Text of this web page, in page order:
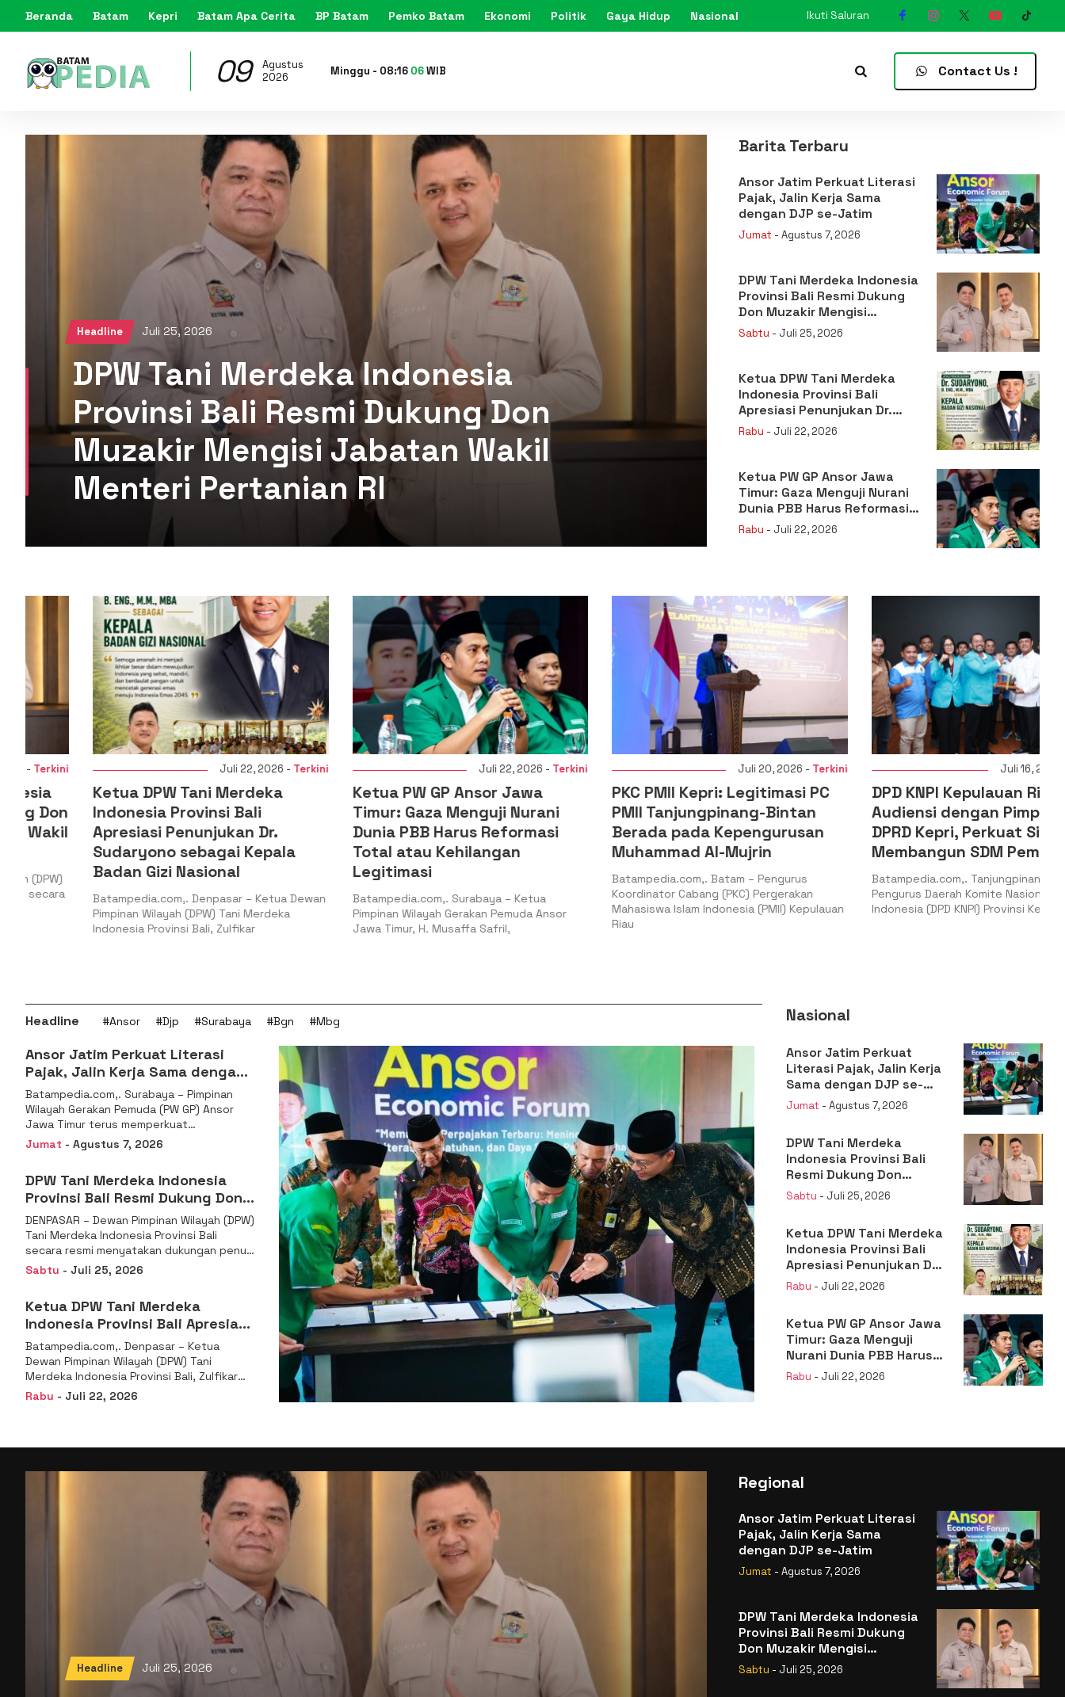
Beranda Batam Kepri Batam Apa Cerita BP Batam Pemko Batam Ekonomi Politik Gaya Hidup Nasional Ikuti Saluran
09
Agustus
2026
Minggu - 08:16 08WIB Contact Us !
Headline Juli 25, 2026
DPW Tani Merdeka Indonesia
Provinsi Bali Resmi Dukung Don
Muzakir Mengisi Jabatan Wakil
Menteri Pertanian RI
Barita Terbaru
Ansor Jatim Perkuat Literasi
Pajak, Jalin Kerja Sama
dengan DJP se-Jatim
Jumat - Agustus 7, 2026
DPW Tani Merdeka Indonesia
Provinsi Bali Resmi Dukung
Don Muzakir Mengisi
Jabatan Wakil Menteri
Pertanian RI
Sabtu - Juli 25, 2026
Ketua DPW Tani Merdeka
Indonesia Provinsi Bali
Apresiasi Penunjukan Dr.
Sudaryono sebagai Kepala
Badan Gizi Nasional
Rabu - Juli 22, 2026
Ketua PW GP Ansor Jawa
Timur: Gaza Menguji Nurani
Dunia PBB Harus Reformasi
Total atau Kehilangan
Rabu - Juli 22, 2026
Juli 22, 2026 -Terkini
Ketua DPW Tani Merdeka
Indonesia Provinsi Bali
Apresiasi Penunjukan Dr.
Sudaryono sebagai Kepala
Badan Gizi Nasional
Batampedia.com,. Denpasar – Ketua Dewan
Pimpinan Wilayah (DPW) Tani Merdeka
Indonesia Provinsi Bali, Zulfikar
Juli 22, 2026 -Terkini
Ketua PW GP Ansor Jawa
Timur: Gaza Menguji Nurani
Dunia PBB Harus Reformasi
Total atau Kehilangan
Legitimasi
Batampedia.com,. Surabaya – Ketua
Pimpinan Wilayah Gerakan Pemuda Ansor
Jawa Timur, H. Musaffa Safril,
Juli 20, 2026 -Terkini
PKC PMII Kepri: Legitimasi PC
PMII Tanjungpinang-Bintan
Berada pada Kepengurusan
Muhammad Al-Mujrin
Batampedia.com,. Batam – Pengurus
Koordinator Cabang (PKC) Pergerakan
Mahasiswa Islam Indonesia (PMII) Kepulauan
Juli 16, 2026 -Terkini
DPD KNPI Kepulauan Riau
Audiensi dengan Pimpinan
DPRD Kepri, Perkuat Sinergi
Membangun SDM Pemuda
Batampedia.com,. Tanjungpinang – Dewan
Pengurus Daerah Komite Nasional Pemuda
Indonesia (DPD KNPI) Provinsi Kepulauan
Headline #Ansor #Djp #Surabaya #Bgn #Mbg
Ansor Jatim Perkuat Literasi
Pajak, Jalin Kerja Sama dengan
DJP se-Jatim
Batampedia.com,. Surabaya – Pimpinan
Wilayah Gerakan Pemuda (PW GP) Ansor
Jawa Timur terus memperkuat
komitmennya dalam membangun
kemandirian ekonomi
Jumat - Agustus 7, 2026
DPW Tani Merdeka Indonesia
Provinsi Bali Resmi Dukung Don
Muzakir Mengisi Jabatan Wakil
Menteri Pertanian RI
DENPASAR – Dewan Pimpinan Wilayah (DPW)
Tani Merdeka Indonesia Provinsi Bali
secara resmi menyatakan dukungan penuh
kepada Ketua Umum
Sabtu - Juli 25, 2026
Ketua DPW Tani Merdeka
Indonesia Provinsi Bali Apresiasi
Penunjukan Dr. Sudaryono
sebagai Kepala Badan Gizi
Nasional
Batampedia.com,. Denpasar – Ketua
Dewan Pimpinan Wilayah (DPW) Tani
Merdeka Indonesia Provinsi Bali, Zulfikar
Wijaya, S.E., menyampaikan ucapan
Rabu - Juli 22, 2026
Nasional
Ansor Jatim Perkuat
Literasi Pajak, Jalin Kerja
Sama dengan DJP se-
Jatim
Jumat - Agustus 7, 2026
DPW Tani Merdeka
Indonesia Provinsi Bali
Resmi Dukung Don
Muzakir Mengisi Jabatan
Wakil Menteri Pertanian
Sabtu - Juli 25, 2026
Ketua DPW Tani Merdeka
Indonesia Provinsi Bali
Apresiasi Penunjukan Dr.
Sudaryono sebagai
Kepala Badan Gizi
Rabu - Juli 22, 2026
Ketua PW GP Ansor Jawa
Timur: Gaza Menguji
Nurani Dunia PBB Harus
Reformasi Total atau
Kehilangan Legitimasi
Rabu - Juli 22, 2026
Headline Juli 25, 2026
Regional
Ansor Jatim Perkuat Literasi
Pajak, Jalin Kerja Sama
dengan DJP se-Jatim
Jumat - Agustus 7, 2026
DPW Tani Merdeka Indonesia
Provinsi Bali Resmi Dukung
Don Muzakir Mengisi
Jabatan Wakil Menteri
Pertanian RI
Sabtu - Juli 25, 2026